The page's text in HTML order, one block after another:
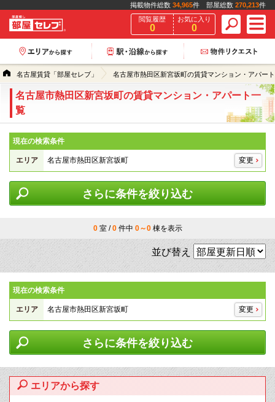
掲載物件総数 34,965件 部屋総数 270,213件
閲覧履歴
0
お気に入り
0
名古屋賃貸「部屋セレブ」 名古屋市熱田区新宮坂町の賃貸マンション・アパー
名古屋市熱田区新宮坂町の賃貸マンション・アパート一
覧
現在の検索条件
エリア 名古屋市熱田区新宮坂町 変更
さらに条件を絞り込む
0室 /0件中 0～0棟を表示
並び替え
現在の検索条件
エリア 名古屋市熱田区新宮坂町 変更
さらに条件を絞り込む
エリアから探す